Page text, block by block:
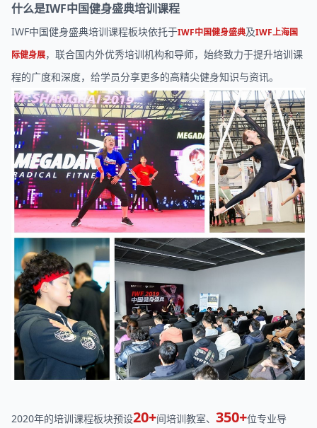
什么是IWF中国健身盛典培训课程
IWF中国健身盛典培训课程板块依托于IWF中国健身盛典及IWF上海国
际健身展，联合国内外优秀培训机构和导师，始终致力于提升培训课
程的广度和深度，给学员分享更多的高精尖健身知识与资讯。
2020年的培训课程板块预设20+间培训教室、 350+位专业导